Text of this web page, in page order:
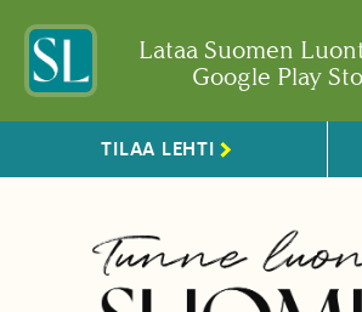
Lataa Suomen
Google Play
TILAA LEHTI